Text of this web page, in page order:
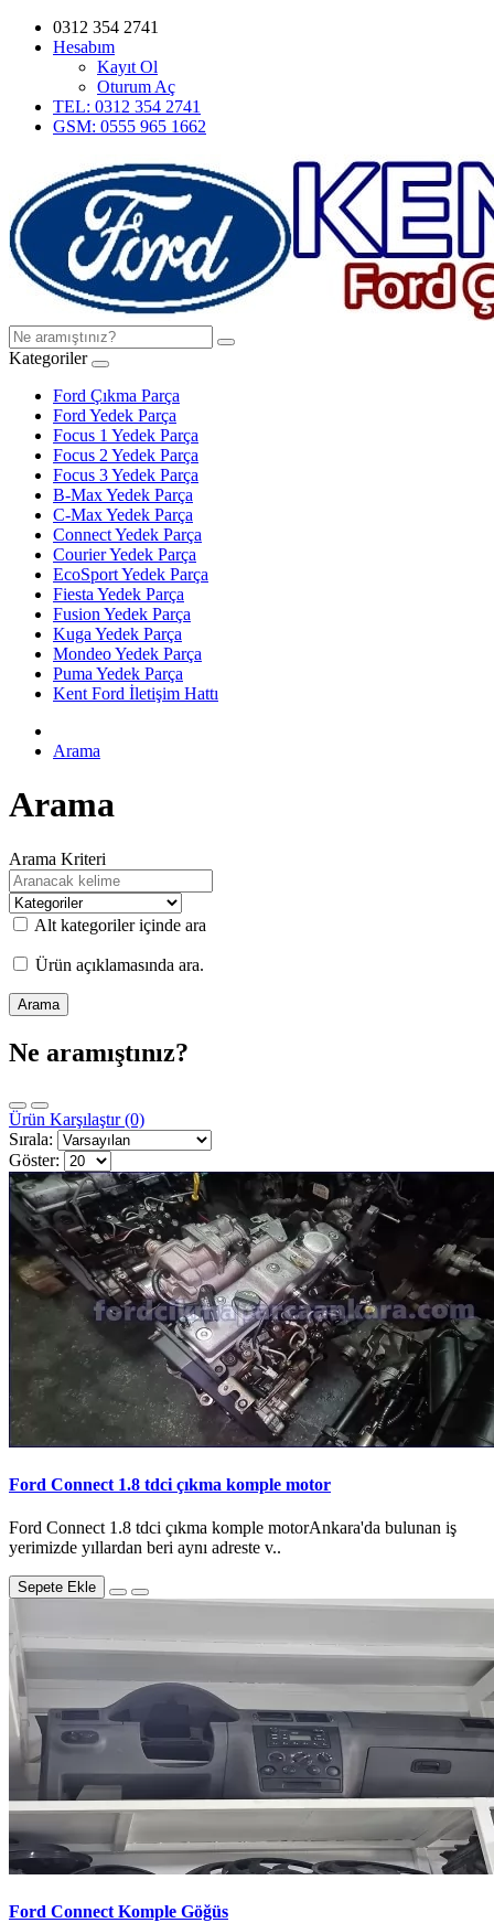
0312 354 2741
Hesabım
Kayıt Ol
Oturum Aç
TEL: 0312 354 2741
GSM: 0555 965 1662
Kategoriler
Ford Çıkma Parça
Ford Yedek Parça
Focus 1 Yedek Parça
Focus 2 Yedek Parça
Focus 3 Yedek Parça
B-Max Yedek Parça
C-Max Yedek Parça
Connect Yedek Parça
Courier Yedek Parça
EcoSport Yedek Parça
Fiesta Yedek Parça
Fusion Yedek Parça
Kuga Yedek Parça
Mondeo Yedek Parça
Puma Yedek Parça
Kent Ford İletişim Hattı
Arama
Arama
Arama Kriteri
Alt kategoriler içinde ara
Ürün açıklamasında ara.
Ne aramıştınız?
Ürün Karşılaştır (0)
Sırala:
Göster:
Ford Connect 1.8 tdci çıkma komple motor
Ford Connect 1.8 tdci çıkma komple motorAnkara'da bulunan iş
yerimizde yıllardan beri aynı adreste v..
Sepete Ekle
Ford Connect Komple Göğüs